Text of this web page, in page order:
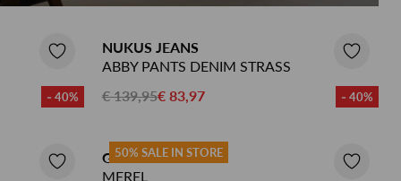
- 40%
NUKUS JEANS
ABBY PANTS DENIM STRASS
€ 139,95€ 83,97 - 40%
50% SALE IN STORE
GEISHA JEANS
MEREL